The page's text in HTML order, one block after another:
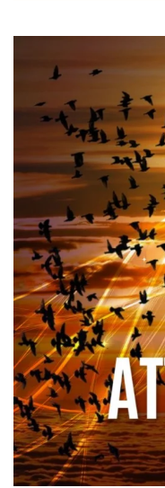
Peu importe la
pas de routes ou
comme